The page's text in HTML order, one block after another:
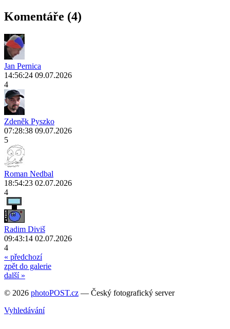
Komentáře (4)
Jan Pernica
14:56:24 09.07.2026
4
Zdeněk Pyszko
07:28:38 09.07.2026
5
Roman Nedbal
18:54:23 02.07.2026
4
Radim Diviš
09:43:14 02.07.2026
4
« předchozí
zpět do galerie
další »
© 2026 photoPOST.cz — Český fotografický server
Vyhledávání